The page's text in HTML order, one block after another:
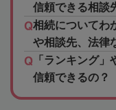
信頼できる相談
相続についてわ
や相談先、法律
「ランキング
信頼できるの？